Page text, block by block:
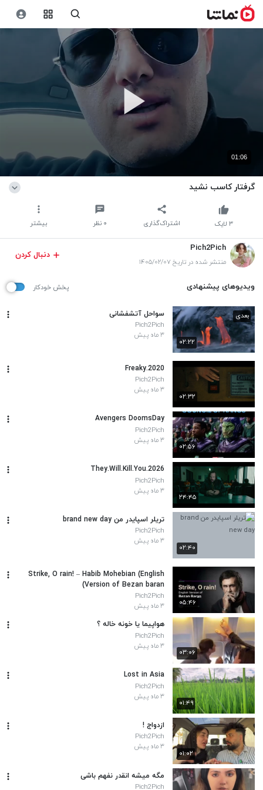
01:06
گرفتار کاسب نشید
اشتراک‌گذاری ۰ نظر بیشتر ۳ لایک
Pich2Pich
منتشر شده در تاریخ ۱۴۰۵/۰۲/۰۷
دنبال کردن
ویدیوهای پیشنهادی پخش خودکار
۰۲:۲۲
بعدی سواحل آتشفشانی
Pich2Pich
۳ ماه پیش
۰۲:۳۲
Freaky.2020
Pich2Pich
۳ ماه پیش
۰۲:۵۶
Avengers DoomsDay
Pich2Pich
۳ ماه پیش
۲۴:۴۵
They.Will.Kill.You.2026
Pich2Pich
۳ ماه پیش
۰۲:۴۰
تریلر اسپایدر من brand new day
Pich2Pich
۳ ماه پیش
۰۵:۴۶
Strike, O rain! – Habib Mohebian (English
Version of Bezan baran)
Pich2Pich
۳ ماه پیش
۰۳:۰۶
هواپیما یا خونه خاله ؟
Pich2Pich
۳ ماه پیش
۰۱:۴۹
Lost in Asia
Pich2Pich
۳ ماه پیش
۰۱:۰۲
ازدواج !
Pich2Pich
۳ ماه پیش
مگه میشه انقدر نفهم باشی
Pich2Pich